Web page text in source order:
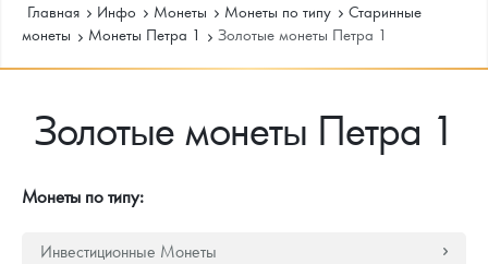
Каталог Монет
Инвестиционные монеты
Инфо
Как сделать заказ
Доставка
Главная Инфо Монеты Монеты по типу
Старинные
монеты
Монеты Петра 1 Золотые монеты Петра 1
Золотые монеты Петра 1
Монеты по типу:
Инвестиционные Монеты